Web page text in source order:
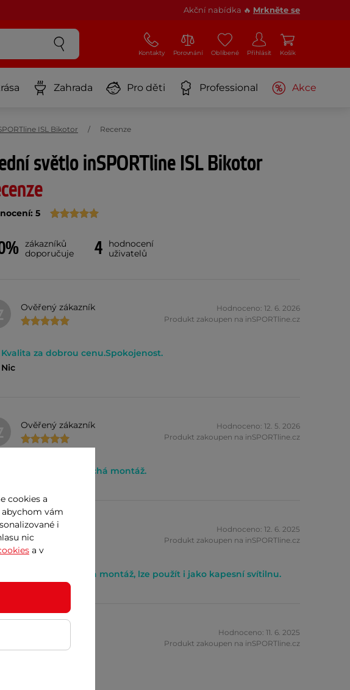
Akční nabídka 🔥 Mrkněte se
Kontakty Porovnání Oblíbené Přihlásit Košík
Zahrada Pro děti Professional Akce
ISL Bikotor Recenze
světlo inSPORTline ISL Bikotor
5
zákazníků
doporučuje
4
hodnocení
uživatelů
Ověřený zákazník
Hodnoceno: 12. 6. 2026
Produkt zakoupen na inSPORTline.cz
Kvalita za dobrou cenu.Spokojenost.
Nic
Ověřený zákazník
Hodnoceno: 12. 5. 2026
Produkt zakoupen na inSPORTline.cz
Dobře svítí, jednoduchá montáž.
Ivan Tejkal
Hodnoceno: 12. 6. 2025
Produkt zakoupen na inSPORTline.cz
Svítí výborně, snadná montáž, lze použít i jako kapesní svítilnu.
Hodnoceno: 11. 6. 2025
Produkt zakoupen na inSPORTline.cz
cookies a
vám
i
nic
a v